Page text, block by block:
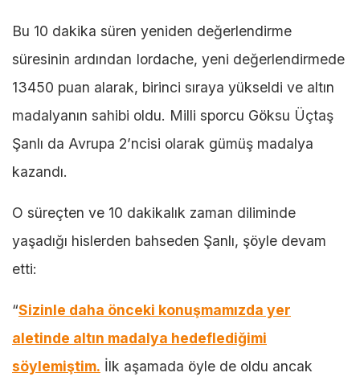
Bu 10 dakika süren yeniden değerlendirme
süresinin ardından Iordache, yeni değerlendirmede
13450 puan alarak, birinci sıraya yükseldi ve altın
madalyanın sahibi oldu. Milli sporcu Göksu Üçtaş
Şanlı da Avrupa 2’ncisi olarak gümüş madalya
kazandı.
O süreçten ve 10 dakikalık zaman diliminde
yaşadığı hislerden bahseden Şanlı, şöyle devam
etti:
“Sizinle daha önceki konuşmamızda yer
aletinde altın madalya hedeflediğimi
söylemiştim. İlk aşamada öyle de oldu ancak